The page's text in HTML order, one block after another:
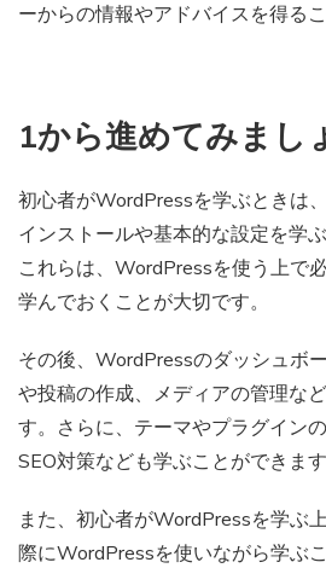
ーからの情報やアドバイスを得るこ
1から進めてみまし
初心者がWordPressを学ぶときは
インストールや基本的な設定を学
これらは、WordPressを使う上で
学んでおくことが大切です。
その後、WordPressのダッシュボ
や投稿の作成、メディアの管理な
す。さらに、テーマやプラグイン
SEO対策なども学ぶことができます
また、初心者がWordPressを学ぶ
際にWordPressを使いながら学ぶ